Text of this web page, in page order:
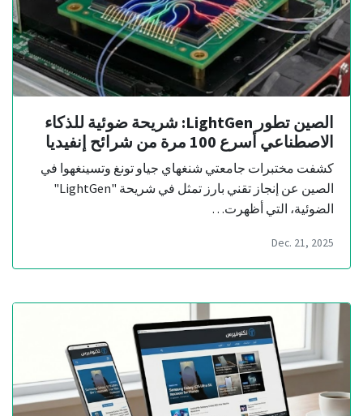
الصين تطور LightGen: شريحة ضوئية للذكاء
الاصطناعي أسرع 100 مرة من شرائح إنفيديا
كشفت مختبرات جامعتي شنغهاي جياو تونغ وتسينغهوا في
الصين عن إنجاز تقني بارز تمثل في شريحة "LightGen"
الضوئية، التي أظهرت…
Dec. 21, 2025